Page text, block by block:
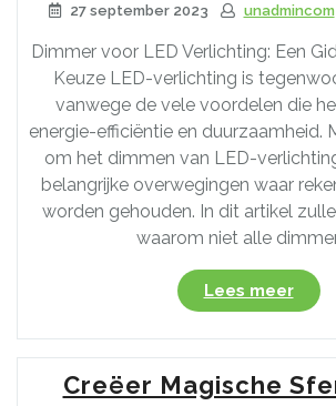
27 september 2023 unadmincom
Dimmer voor LED Verlichting: Een
Keuze LED-verlichting is
vanwege de vele voordelen die
energie-efficiëntie en duurzaamheid.
om het dimmen van LED-
belangrijke overwegingen waar
worden gehouden. In dit artikel
waarom niet alle
Lees meer“De
Juiste
voor
je
Creëer Magische